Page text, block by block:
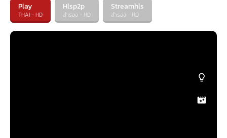
Play
THAI - HD
Hlsp2p
สำรอง - HD
Streamhls
สำรอง - HD